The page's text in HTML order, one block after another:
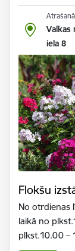
Valkas
iela 8
Flokšu
No otrdienas
laikā no
plkst.10.00 –